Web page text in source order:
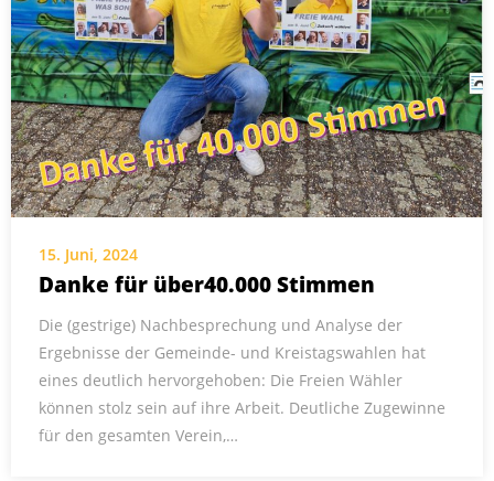
15. Juni, 2024
Danke für über40.000 Stimmen
Die (gestrige) Nachbesprechung und Analyse der
Ergebnisse der Gemeinde- und Kreistagswahlen hat
eines deutlich hervorgehoben: Die Freien Wähler
können stolz sein auf ihre Arbeit. Deutliche Zugewinne
für den gesamten Verein,…